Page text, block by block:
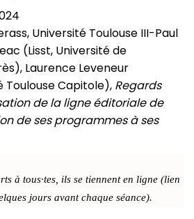
Université Toulouse III-Paul
(Lisst, Université de
Laurence Leveneur
Toulouse Capitole), Regards
de la ligne éditoriale de
de ses programmes à ses
à tous·tes, ils se tiennent en ligne (lien
jours avant chaque séance).